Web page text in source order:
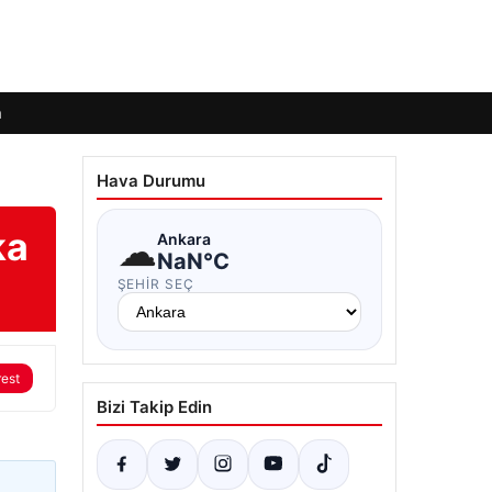
Hava Durumu
☁Ankara
NaN°C
ŞEHIR SEÇ
Bizi Takip Edin